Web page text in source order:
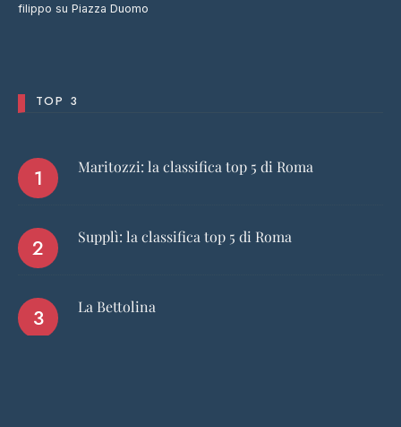
filippo su Piazza Duomo
TOP 3
Maritozzi: la classifica top 5 di Roma
Supplì: la classifica top 5 di Roma
La Bettolina